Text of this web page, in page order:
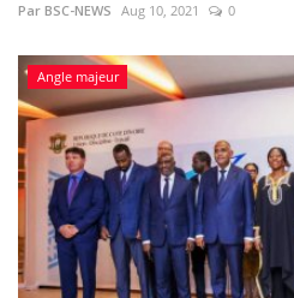
Par BSC-NEWS Aug 10, 2021 0
Angle majeur